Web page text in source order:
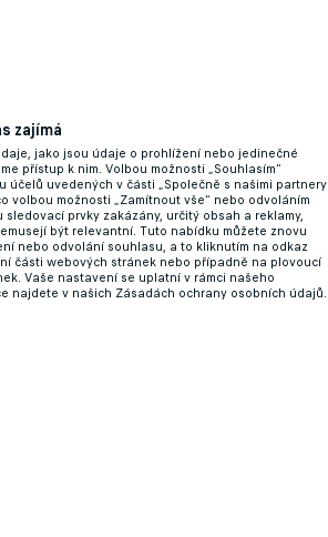
zajímá
jako jsou údaje o prohlížení nebo jedinečné
přístup k nim. Volbou možnosti „Souhlasím“
uvedených v části „Společně s našimi partnery
volbou možnosti „Zamítnout vše“ nebo odvoláním
prvky zakázány, určitý obsah a reklamy,
být relevantní. Tuto nabídku můžete znovu
nebo odvolání souhlasu, a to kliknutím na odkaz
části webových stránek nebo případně na plovoucí
Vaše nastavení se uplatní v rámci našeho
najdete v našich Zásadách ochrany osobních údajů.